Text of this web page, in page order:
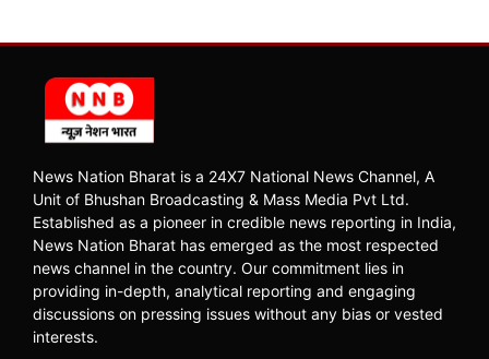
News Nation Bharat is a 24X7 National News Channel, A
Unit of Bhushan Broadcasting & Mass Media Pvt Ltd.
Established as a pioneer in credible news reporting in India,
News Nation Bharat has emerged as the most respected
news channel in the country. Our commitment lies in
providing in-depth, analytical reporting and engaging
discussions on pressing issues without any bias or vested
interests.